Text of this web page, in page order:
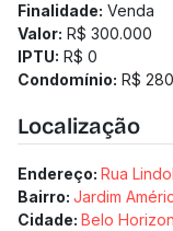
Finalidade: Venda
Valor: R$ 300.000
IPTU: R$ 0
Condomínio: R$ 280
Localização
Endereço: Rua
Bairro: Jardim
Cidade: Belo